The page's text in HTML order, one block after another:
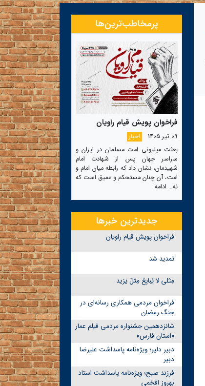
پرمخاطب‌ترین‌ها
فراخوان پویش قیام راویان
09 تیر 1405
اخبار
بعثت میلیونی امت مسلمان در ایران و
سراسر جهان پس از شهادت امام
شهیدمان، نشان داد که رابطه میان امام و
امت، آن چنان مستحکم و عمیق است که
نه… ادامه
جدیدترین خبرها
فراخوان پویش قیام راویان
تمدید شد
مِثلی لا یُبایِعُ مِثلَ یَزید
فراخوان مردمی همکاری رسانه‌ای در
جنگ رمضان
شانزدهمین جشنواره مردمی فیلم عمار
«استان فارس»
دبیرِ دلیر؛ ویژه‌نامه پاسداشت علیرضا
دبیر
فرزند صبح؛ ویژه‌نامه پاسداشت استاد
بهروز افخمی